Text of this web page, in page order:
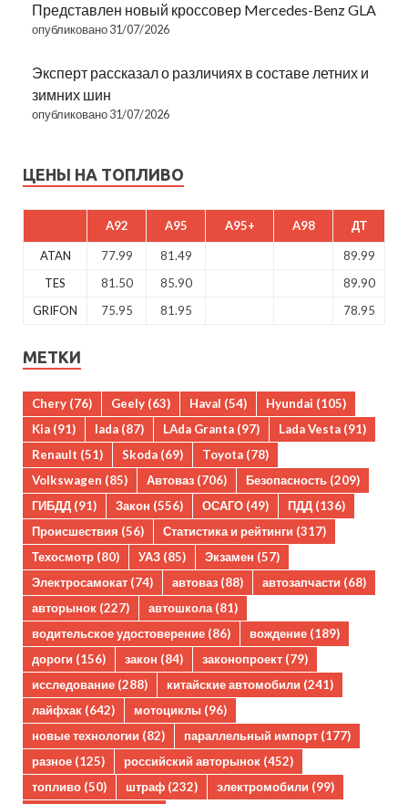
Представлен новый кроссовер Mercedes-Benz GLA
опубликовано 31/07/2026
Эксперт рассказал о различиях в составе летних и
зимних шин
опубликовано 31/07/2026
ЦЕНЫ НА ТОПЛИВО
A92 A95 A95+ A98 ДТ
ATAN 77.99 81.49
89.99
TES
81.50 85.90
89.90
GRIFON
75.95 81.95 78.95
МЕТКИ
Chery (76) Geely (63) Haval (54) Hyundai (105)
Kia (91) lada (87) LAda Granta (97) Lada Vesta (91)
Renault (51) Skoda (69) Toyota (78)
Volkswagen (85) Автоваз (706) Безопасность (209)
ГИБДД (91) Закон (556) ОСАГО (49) ПДД (136)
Происшествия (56) Статистика и рейтинги (317)
Техосмотр (80) УАЗ (85) Экзамен (57)
Электросамокат (74) автоваз (88) автозапчасти (68)
авторынок (227) автошкола(81)
водительское удостоверение (86) вождение (189)
дороги (156) закон (84) законопроект (79)
исследование (288) китайские автомобили (241)
лайфхак (642) мотоциклы (96)
новые технологии (82) параллельный импорт (177)
разное (125) российский авторынок (452)
топливо (50) штраф (232) электромобили (99)